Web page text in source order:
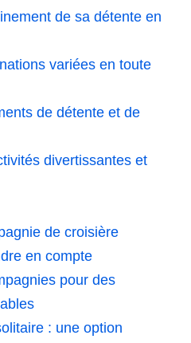
de sa détente en
variées en toute
de détente et de
divertissantes et
de croisière
en compte
pour des
: une option